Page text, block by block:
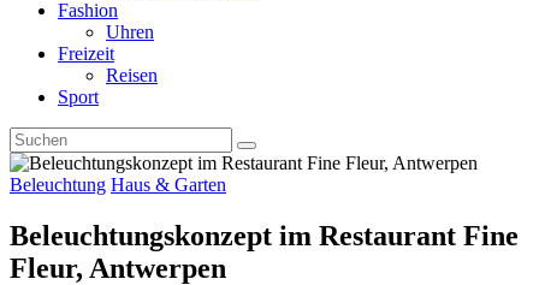
Fashion
Uhren
Freizeit
Reisen
Sport
Beleuchtung Haus & Garten
Beleuchtungskonzept im Restaurant Fine
Fleur, Antwerpen